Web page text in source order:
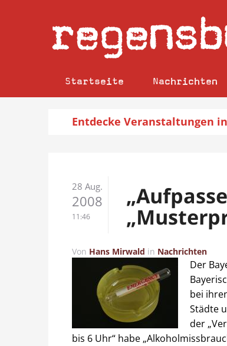
Startseite Nachrichten
Entdecke Veranstaltungen
28 Aug.
2008
11:46
Von Hans Mirwald in Nachrichten
Der
bei
Städte
der
bis 6 Uhr“ habe